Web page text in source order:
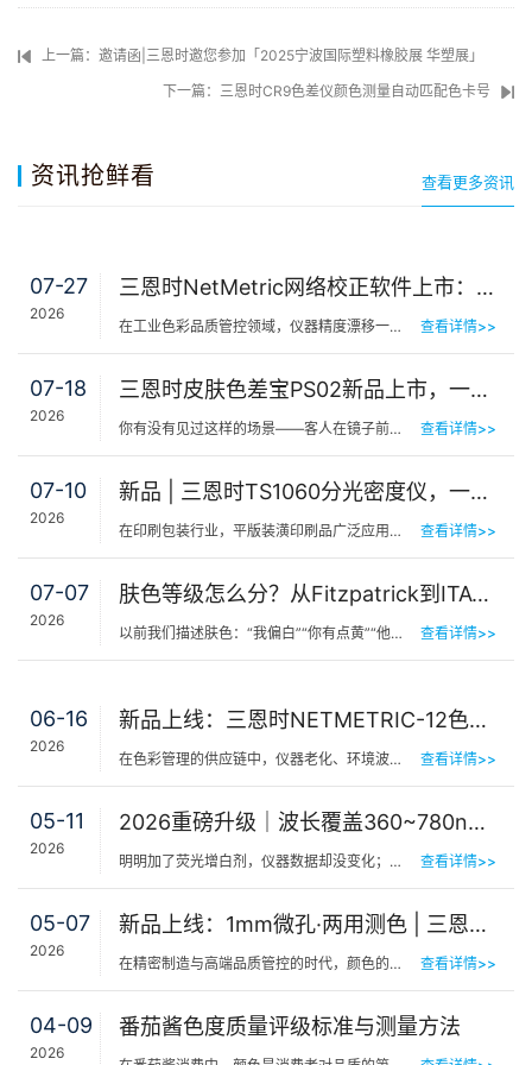
上一篇：邀请函|三恩时邀您参加「2025宁波国际塑料橡胶展 华塑展」
下一篇：三恩时CR9色差仪颜色测量自动匹配色卡号
资讯抢鲜看 查看更多资讯
07-27
2026
三恩时NetMetric网络校正软件上市：告别返厂，15分钟让测色仪“恢复出厂精度”
在工业色彩品质管控领域，仪器精度漂移一直是制造企业挥之不去的隐痛。同一批货，A车间测合格、B车间测不合… 查看详情>>
07-18
2026
三恩时皮肤色差宝PS02新品上市，一键测出你的精准肤色等级
你有没有见过这样的场景——客人在镜子前端详半天，问：“我是不是白了一点？”美容师… 查看详情>>
07-10
2026
新品 | 三恩时TS1060分光密度仪，一机覆盖平版装潢印刷品色密度与色差检测
在印刷包装行业，平版装潢印刷品广泛应用于包装工艺品、日化标签、节日用品等场景，客户对同一批次产品的色… 查看详情>>
07-07
2026
肤色等级怎么分？从Fitzpatrick到ITA°，三恩时皮肤测色仪让肤色“数字化”
以前我们描述肤色：“我偏白”“你有点黄”“他挺黑”……现在… 查看详情>>
06-16
2026
新品上线：三恩时NETMETRIC-12色砖与网络校正软件，解决台间差难题
在色彩管理的供应链中，仪器老化、环境波动、台间差…… 一个环节的微小偏差，都可能导致最终… 查看详情>>
05-11
2026
2026重磅升级｜波长覆盖360~780nm，三恩时便携式分光测色仪全光谱了！
明明加了荧光增白剂，仪器数据却没变化；两个零件在室内颜色一样，一到阳光下就“原形毕露”&hel… 查看详情>>
05-07
2026
新品上线：1mm微孔·两用测色 | 三恩时PS401/PS301分光测色仪！
在精密制造与高端品质管控的时代，颜色的微小偏差往往决定着产品的最终命运。对于极小物件、曲面弧面、精密… 查看详情>>
04-09
2026
番茄酱色度质量评级标准与测量方法